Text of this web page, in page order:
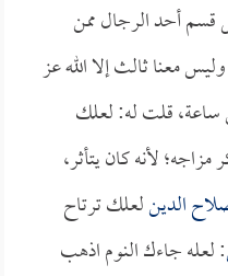
قسم أحد الرجال ممن
معنا ثالث إلا الله عز
ساعة، قلت له: لعلك
لأنه كان يتأثر،
الدينلعلك ترتاح
: لعله جاءك النوم اذهب